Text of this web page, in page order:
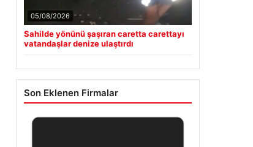
05/08/2026
Sahilde yönünü şaşıran caretta carettayı
vatandaşlar denize ulaştırdı
Son Eklenen Firmalar